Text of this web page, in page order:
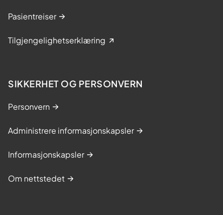
Pasientreiser
Tilgjengelighetserklæring
SIKKERHET OG PERSONVERN
Personvern
Administrere informasjonskapsler
Informasjonskapsler
Om nettstedet